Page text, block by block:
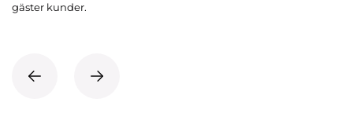
gäster kunder.